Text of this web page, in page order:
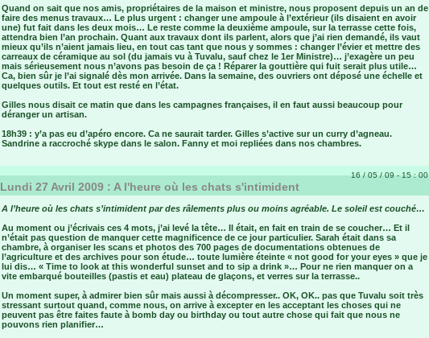
Quand on sait que nos amis, propriétaires de la maison et ministre, nous proposent depuis un an de
faire des menus travaux… Le plus urgent : changer une ampoule à l’extérieur (ils disaient en avoir
une) fut fait dans les deux mois… Le reste comme la deuxième ampoule, sur la terrasse cette fois,
attendra bien l’an prochain. Quant aux travaux dont ils parlent, alors que j’ai rien demandé, ils vaut
mieux qu’ils n’aient jamais lieu, en tout cas tant que nous y sommes : changer l’évier et mettre des
carreaux de céramique au sol (du jamais vu à Tuvalu, sauf chez le 1er Ministre)… j’exagère un peu
mais sérieusement nous n’avons pas besoin de ça ! Réparer la gouttière qui fuit serait plus utile…
Ca, bien sûr je l’ai signalé dès mon arrivée. Dans la semaine, des ouvriers ont déposé une échelle et
quelques outils. Et tout est resté en l’état.
Gilles nous disait ce matin que dans les campagnes françaises, il en faut aussi beaucoup pour
déranger un artisan.
18h39 : y’a pas eu d’apéro encore. Ca ne saurait tarder. Gilles s’active sur un curry d’agneau.
Sandrine a raccroché skype dans le salon. Fanny et moi repliées dans nos chambres.
16 / 05 / 09 - 15 : 00
Lundi 27 Avril 2009 : A l'heure où les chats s'intimident
A l’heure où les chats s’intimident par des râlements plus ou moins agréable. Le soleil est couché…
Au moment ou j’écrivais ces 4 mots, j’ai levé la tête… Il était, en fait en train de se coucher… Et il
n’était pas question de manquer cette magnificence de ce jour particulier. Sarah était dans sa
chambre, à organiser les scans et photos des 700 pages de documentations obtenues de
l’agriculture et des archives pour son étude… toute lumière éteinte « not good for your eyes » que je
lui dis… « Time to look at this wonderful sunset and to sip a drink »… Pour ne rien manquer on a
vite embarqué bouteilles (pastis et eau) plateau de glaçons, et verres sur la terrasse..
Un moment super, à admirer bien sûr mais aussi à décompresser.. OK, OK.. pas que Tuvalu soit très
stressant surtout quand, comme nous, on arrive à excepter en les acceptant les choses qui ne
peuvent pas être faites faute à bomb day ou birthday ou tout autre chose qui fait que nous ne
pouvons rien planifier…